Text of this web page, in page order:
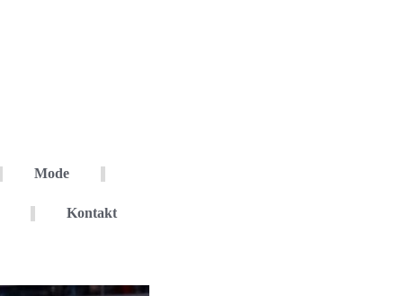
Mode
Kontakt